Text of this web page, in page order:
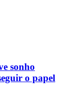
sonho
o papel